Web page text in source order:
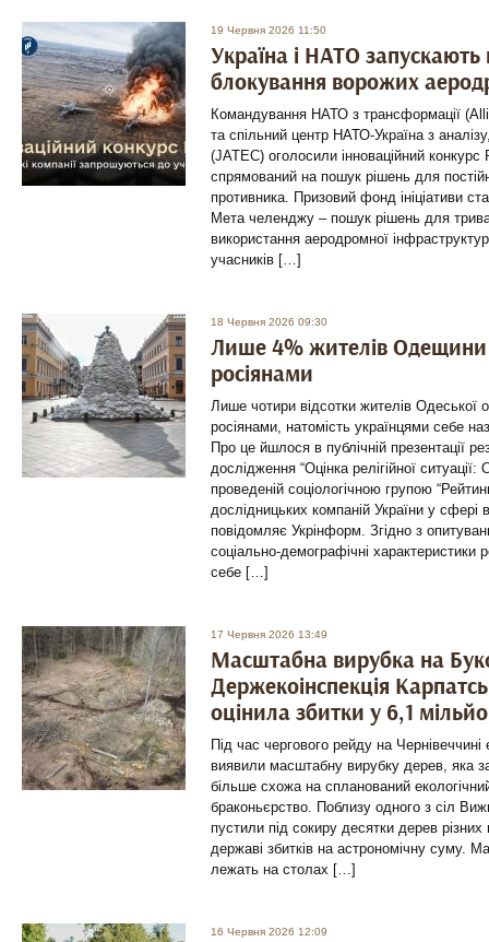
19 Червня 2026 11:50
Україна і НАТО запускають
блокування ворожих
Командування НАТО з трансформації
та спільний центр НАТО-Україна з
(JATEC) оголосили інноваційний
спрямований на пошук рішень для
противника. Призовий фонд ініціативи
Мета челенджу – пошук рішень для
використання аеродромної
учасників […]
18 Червня 2026 09:30
Лише 4% жителів
росіянами
Лише чотири відсотки жителів Одеської
росіянами, натомість українцями себе
Про це йшлося в публічній презентації
дослідження “Оцінка релігійної
проведеній соціологічною групою
дослідницьких компаній України у сфері
повідомляє Укрінформ. Згідно з
соціально-демографічні характеристики
себе […]
17 Червня 2026 13:49
Масштабна вирубка на
Держекоінспекція
оцінила збитки у 6,1
Під час чергового рейду на Чернівеччині
виявили масштабну вирубку дерев, яка
більше схожа на спланований
браконьєрство. Поблизу одного з сіл
пустили під сокиру десятки дерев
державі збитків на астрономічну суму.
лежать на столах […]
16 Червня 2026 12:09